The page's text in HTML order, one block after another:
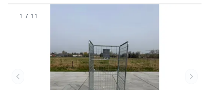
Vorig item
1 / 11